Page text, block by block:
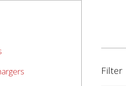
Filter